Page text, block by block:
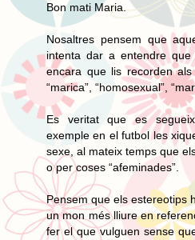
Bon mati Maria.
Nosaltres pensem que
intenta dar a entendre
encara que lis recorden
“marica”, “homosexual”,
Es veritat que es
exemple en el futbol les
sexe, al mateix temps que
o per coses “afeminades”.
Pensem que els estereotips
un mon més lliure en
fer el que vulguen sense